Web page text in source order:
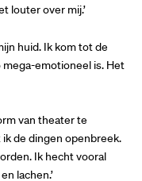
louter over mij.’
huid. Ik kom tot de
mega-emotioneel is. Het
van theater te
de dingen openbreek.
Ik hecht vooral
lachen.’